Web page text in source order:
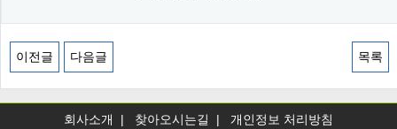
이전글 다음글 목록
회사소개 | 찾아오시는길 | 개인정보 처리방침